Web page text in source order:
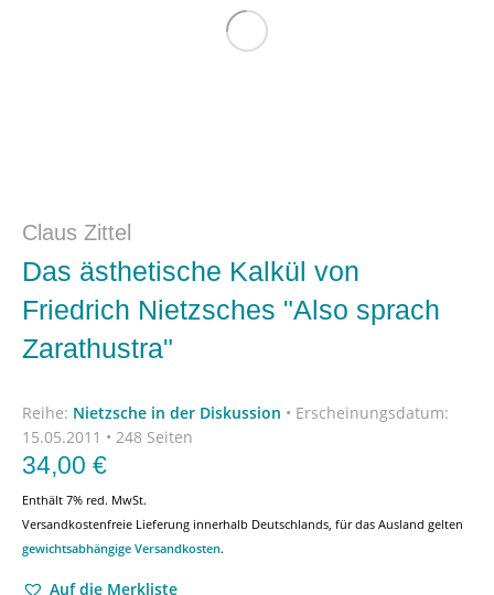
Claus Zittel
Das ästhetische Kalkül von
Friedrich Nietzsches "Also sprach
Zarathustra"
Reihe: Nietzsche in der Diskussion • Erscheinungsdatum:
15.05.2011 • 248 Seiten
34,00 €
Enthält 7% red. MwSt.
Versandkostenfreie Lieferung innerhalb Deutschlands, für das Ausland gelten
gewichtsabhängige Versandkosten.
Auf die Merkliste